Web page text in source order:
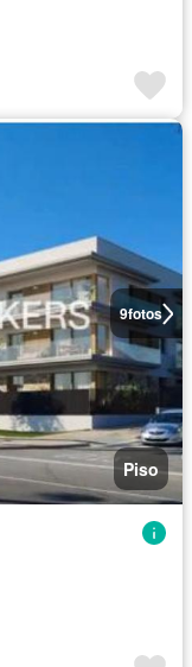
9fotos
Piso